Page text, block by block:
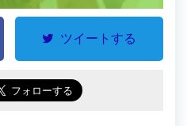
ツイートする